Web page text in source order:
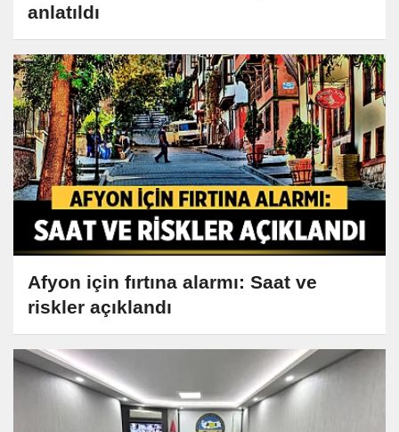
anlatıldı
Afyon için fırtına alarmı: Saat ve
riskler açıklandı